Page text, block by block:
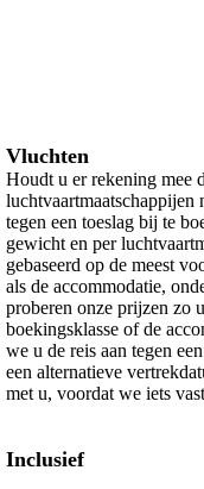
Vluchten
Houdt u er rekening mee
luchtvaartmaatschappijen
tegen een toeslag bij te
gewicht en per
gebaseerd op de meest
als de accommodatie,
proberen onze prijzen zo
boekingsklasse of de
we u de reis aan tegen
een alternatieve
met u, voordat we iets
Inclusief